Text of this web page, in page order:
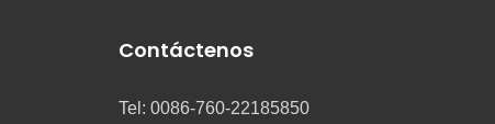
Contáctenos
Tel: 0086-760-22185850